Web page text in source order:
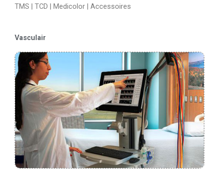
TMS | TCD | Medicolor | Accessoires
Vasculair